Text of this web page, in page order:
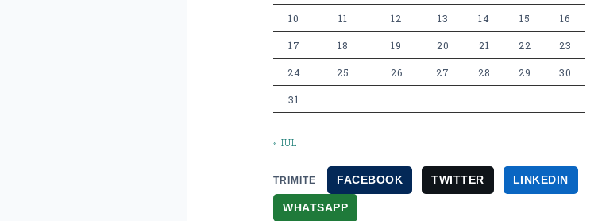
10 11 12 13 14 15 16
17 18 19 20 21 22 23
24 25 26 27 28 29 30
31
« IUL.
TRIMITE FACEBOOK TWITTER LINKEDIN
WHATSAPP